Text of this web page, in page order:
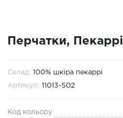
Перчатки, Пекаррі
Склад: 100% шкіра пекаррі
Артикул: 11013-502
Код кольору